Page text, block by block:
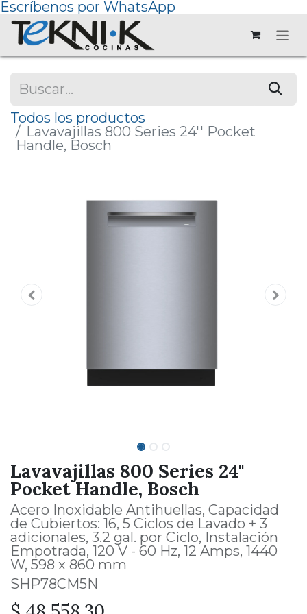
Escríbenos por WhatsApp
Todos los productos
Lavavajillas 800 Series 24'' Pocket
Handle, Bosch
Lavavajillas 800 Series 24''
Pocket Handle, Bosch
Acero Inoxidable Antihuellas, Capacidad
de Cubiertos: 16, 5 Ciclos de Lavado + 3
adicionales, 3.2 gal. por Ciclo, Instalación
Empotrada, 120 V - 60 Hz, 12 Amps, 1440
W, 598 x 860 mm
SHP78CM5N